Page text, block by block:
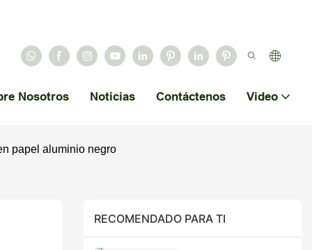
Nosotros Noticias Contáctenos Video
papel aluminio negro
RECOMENDADO PARA TI